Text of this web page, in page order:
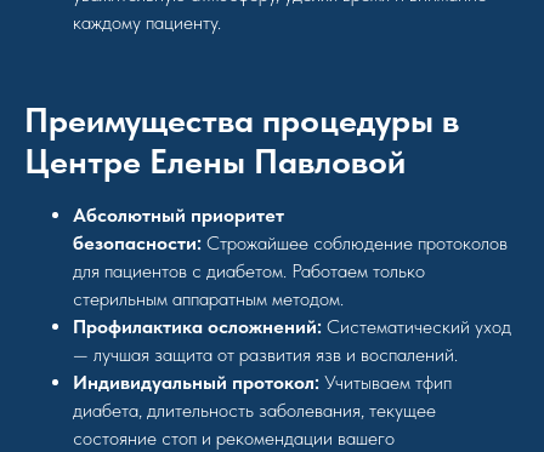
каждому пациенту.
Преимущества процедуры в
Центре Елены Павловой
Абсолютный приоритет
безопасности: Строжайшее соблюдение протоколов
для пациентов с диабетом. Работаем только
стерильным аппаратным методом.
Профилактика осложнений: Систематический уход
— лучшая защита от развития язв и воспалений.
Индивидуальный протокол: Учитываем тфип
диабета, длительность заболевания, текущее
состояние стоп и рекомендации вашего